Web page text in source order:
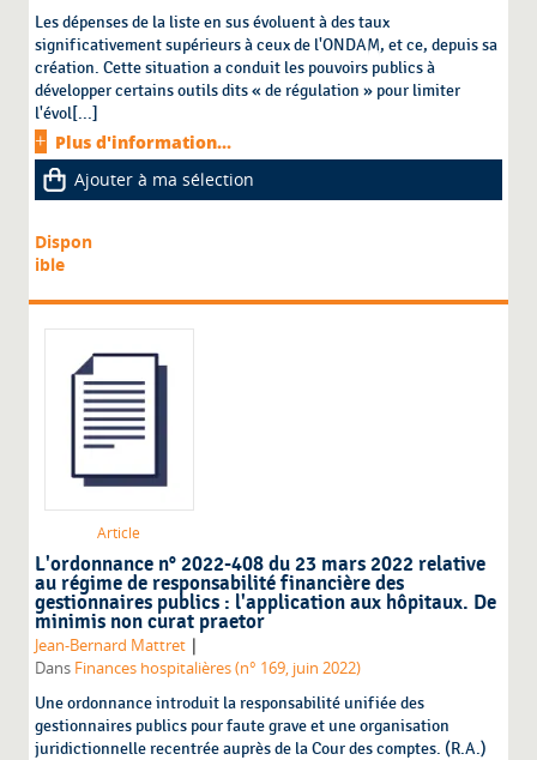
Les dépenses de la liste en sus évoluent à des taux
significativement supérieurs à ceux de l'ONDAM, et ce, depuis sa
création. Cette situation a conduit les pouvoirs publics à
développer certains outils dits « de régulation » pour limiter
l'évol[...]
Plus d'information...
Ajouter à ma sélection
Dispon
ible
Article
L'ordonnance n° 2022-408 du 23 mars 2022 relative
au régime de responsabilité financière des
gestionnaires publics : l'application aux hôpitaux. De
minimis non curat praetor
Jean-Bernard Mattret |
Dans Finances hospitalières (n° 169, juin 2022)
Une ordonnance introduit la responsabilité unifiée des
gestionnaires publics pour faute grave et une organisation
juridictionnelle recentrée auprès de la Cour des comptes. (R.A.)